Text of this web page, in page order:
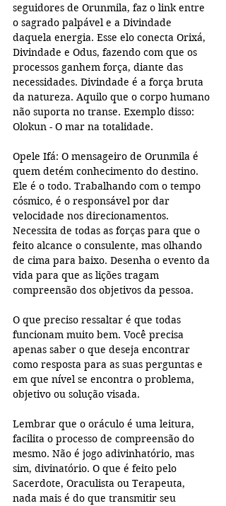
seguidores de Orunmila, faz o link entre
o sagrado palpável e a Divindade
daquela energia. Esse elo conecta Orixá,
Divindade e Odus, fazendo com que os
processos ganhem força, diante das
necessidades. Divindade é a força bruta
da natureza. Aquilo que o corpo humano
não suporta no transe. Exemplo disso:
Olokun - O mar na totalidade.
Opele Ifá: O mensageiro de Orunmila é
quem detém conhecimento do destino.
Ele é o todo. Trabalhando com o tempo
cósmico, é o responsável por dar
velocidade nos direcionamentos.
Necessita de todas as forças para que o
feito alcance o consulente, mas olhando
de cima para baixo. Desenha o evento da
vida para que as lições tragam
compreensão dos objetivos da pessoa.
O que preciso ressaltar é que todas
funcionam muito bem. Você precisa
apenas saber o que deseja encontrar
como resposta para as suas perguntas e
em que nível se encontra o problema,
objetivo ou solução visada.
Lembrar que o oráculo é uma leitura,
facilita o processo de compreensão do
mesmo. Não é jogo adivinhatório, mas
sim, divinatório. O que é feito pelo
Sacerdote, Oraculista ou Terapeuta,
nada mais é do que transmitir seu